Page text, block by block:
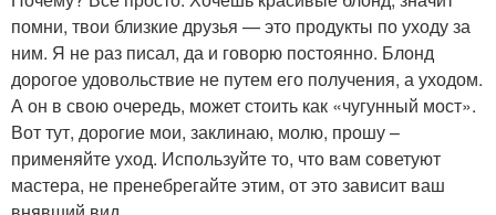
помни, твои близкие друзья — это продукты по уходу за
ним. Я не раз писал, да и говорю постоянно. Блонд
дорогое удовольствие не путем его получения, а уходом.
А он в свою очередь, может стоить как «чугунный мост».
Вот тут, дорогие мои, заклинаю, молю, прошу –
применяйте уход. Используйте то, что вам советуют
мастера, не пренебрегайте этим, от это зависит ваш